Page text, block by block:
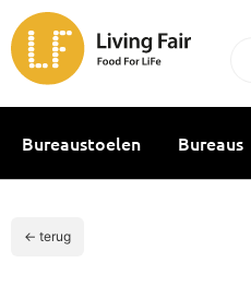
naar
de
inhoud
Bureaustoelen Bureaus
← terug